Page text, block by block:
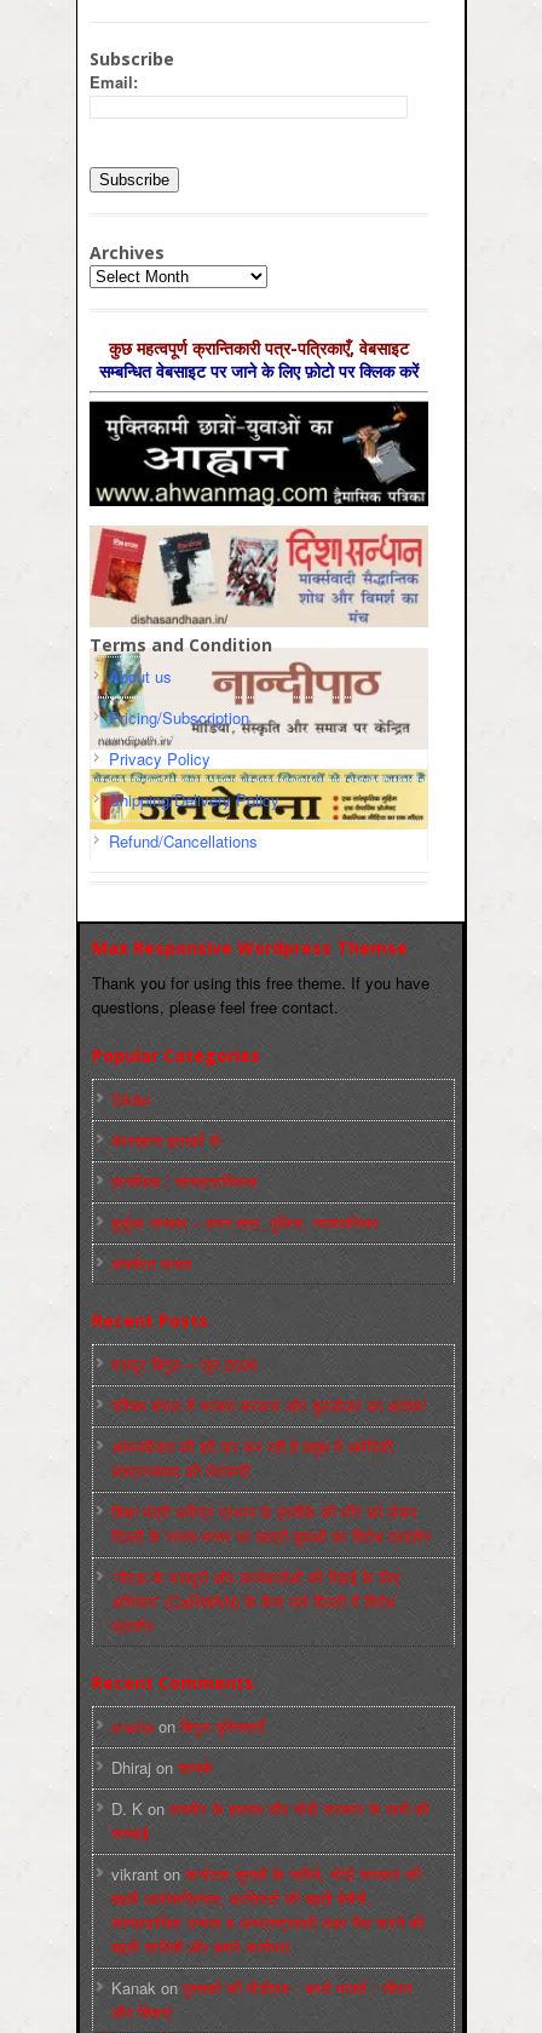
Subscribe
Email:
Archives
Archives
कुछ महत्‍वपूर्ण क्रान्तिकारी पत्र-पत्रिकाएँ, वेबसाइट
सम्‍बन्धित वेबसाइट पर जाने के लिए फ़ोटो पर क्लिक करें
Terms and Condition
About us
Pricing/Subscription
Privacy Policy
Shipping/Delivery Policy
Refund/Cancellations
Max Responsive Wordpress Themse
Thank you for using this free theme. If you have
questions, please feel free contact.
Popular Categories
Slider
कारख़ाना इलाक़ों से
फ़ासीवाद / साम्‍प्रदायिकता
बुर्जुआ जनवाद – दमन तंत्र, पुलिस, न्‍यायपालिका
संघर्षरत जनता
Recent Posts
मज़दूर बिगुल – जून 2026
पश्चिम बंगाल में भाजपा सरकार और बुलडोज़र का आतंक!
अमानवीयता की हदें पार कर रही है क्यूबा में अमेरिकी
साम्राज्यवाद की घेराबन्दी
शिक्षा मंत्री धर्मेन्द्र प्रधान के इस्तीफ़े की माँग को लेकर
दिल्ली के जन्तर-मन्तर पर छात्रों-युवाओं का विरोध प्रदर्शन
‘नोएडा के मज़दूरों और कार्यकर्ताओं की रिहाई के लिए
अभियान’ (CaRWAN) के बैनर तले दिल्ली में विरोध
प्रदर्शन
Recent Comments
sneha on बिगुल पुस्तिकाएँ
Dhiraj on सम्पर्क
D. K on कश्मीर के हालात और मोदी सरकार के दावों की
सच्चाई
vikrant onकर्नाटक चुनावों के नतीजे, मोदी सरकार की
बढ़ती अलोकप्रियता, फ़ासिस्टों की बढ़ती बेचैनी,
साम्प्रदायिक उन्माद व अन्धराष्ट्रवादी लहर पैदा करने की
बढ़ती साज़िशें और हमारे कार्यभार
Kanak onपुस्‍तकों की पीडीएफ : कार्ल मार्क्‍स : जीवन
और शिक्षाएं